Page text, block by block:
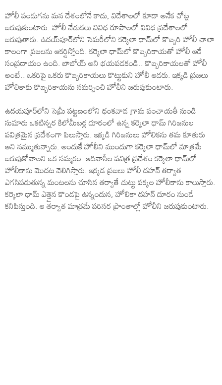
హోలీ పండుగను మన దేశంలోనే కాదు, విదేశాలలో కూడా అనేక చోట్ల
జరుపుకుంటారు. హోలీ వేడుకలు వివిధ రూపాలలో వివిధ ప్రదేశాలలో
జరుపుతారు. ఉదయ్‌పూర్‌లోని సెమరీలోని కర్కెలా ధామ్‌లో కొబ్బరి హోలీ చాలా
కాలంగా ప్రజలను ఆకర్షిస్తోంది. కర్కెలా ధామ్‌లో కొబ్బరికాయతో హోలీ ఆడే
సంప్రదాయం ఉంది. బాబోయ్‌ అని భయపడకండి.. కొబ్బరికాయలతో హోలీ
అంటే.. ఒకరిపై ఒకరు కొబ్బరికాయలు కొట్టుకుని హోలీ ఆడరు. ఇక్కడి ప్రజలు
హోలికాకు కొబ్బరికాయను సమర్పించి హోలీని జరుపుకుంటారు.
ఉదయపూర్‌లోని సెమ్రీ పట్టణంలోని ధంకవాడ గ్రామ పంచాయతీ నుండి
సుమారు ఒకటిన్నర కిలోమీటర్ల దూరంలో ఉన్న కర్కెలా ధామ్ గిరిజనుల
పవిత్రమైన ప్రదేశంగా పిలుస్తారు. ఇక్కడి గిరిజనులు హోలికను తమ కూతురు
అని నమ్ముతున్నారు. అందుకే హోలీని ముందుగా కర్కెలా ధామ్‌లో మాత్రమే
జరుపుకోవాలని ఒక నమ్మకం. ఆదివాసీల పవిత్ర ప్రదేశం కర్కెలా ధామ్‌లో
హోలీకాను మొదట వెలిగిస్తారు. ఇక్కడ ప్రజలు హోలీ దహన్ తర్వాత
ఎగసిపడుతున్న మంటలను చూసిన తర్వాతే చుట్టు పక్కల హోలీకాను కాలుస్తారు.
కర్కెలా ధామ్ ఎత్తైన కొండపై ఉన్నందున, హోలికా దహన్ దూరం నుండే
కనిపిస్తుంది. ఆ తర్వాత మాత్రమే పరిసర ప్రాంతాల్లో హోలీని జరుపుకుంటారు.